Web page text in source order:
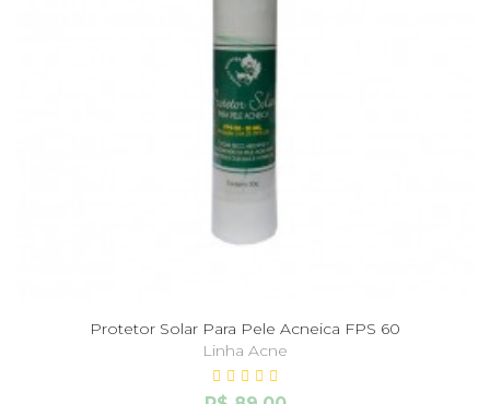
Protetor Solar Para Pele Acneica FPS 60
Linha Acne